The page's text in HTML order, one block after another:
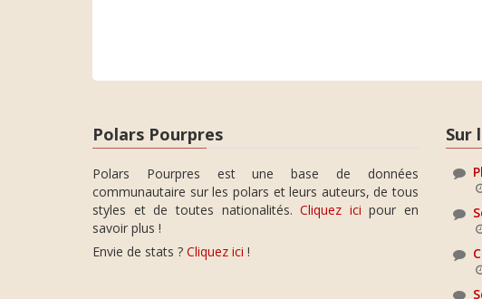
Polars Pourpres
Polars Pourpres est une base de données
communautaire sur les polars et leurs auteurs, de tous
styles et de toutes nationalités.Cliquez ici pour en
savoir plus !
Envie de stats ? Cliquez ici !
Sur